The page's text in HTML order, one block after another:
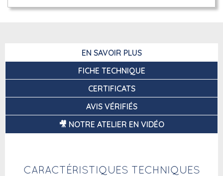
EN SAVOIR PLUS
FICHE TECHNIQUE
CERTIFICATS
AVIS VÉRIFIÉS
🎥 NOTRE ATELIER EN VIDÉO
CARACTÉRISTIQUES TECHNIQUES